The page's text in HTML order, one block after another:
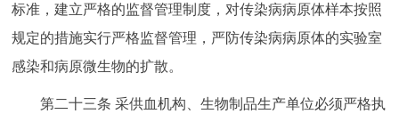
标准，建立严格的监督管理制度，对传染病病原体样本按照
规定的措施实行严格监督管理，严防传染病病原体的实验室
感染和病原微生物的扩散。
第二十三条 采供血机构、生物制品生产单位必须严格执